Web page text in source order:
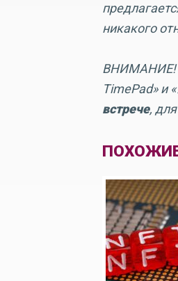
никакого
ВНИМАНИЕ!
TimePad» и
встрече,